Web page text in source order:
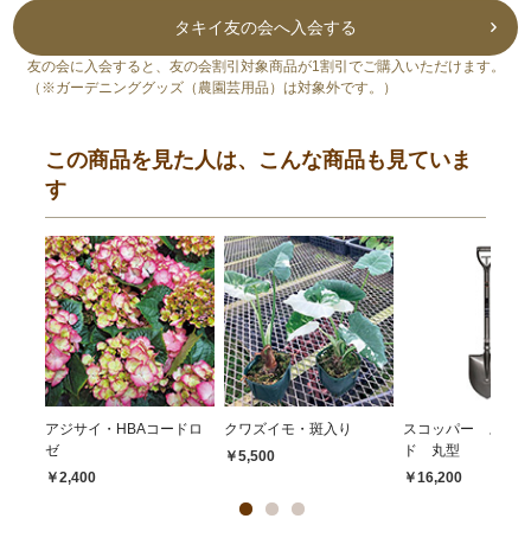
タキイ友の会へ入会する
友の会に入会すると、友の会割引対象商品が1割引でご購入いただけます。
（※ガーデニンググッズ（農園芸用品）は対象外です。）
この商品を見た人は、こんな商品も見ていま
す
アジサイ・HBAコードロ
ゼ
￥2,400
クワズイモ・斑入り
￥5,500
スコッパー スタ
ド 丸型
￥16,200